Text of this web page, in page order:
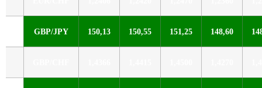
GBP/JPY 150,13 150,55 151,25 148,60